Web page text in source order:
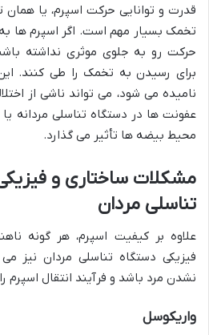
قدرت و توانایی حرکت اسپرم، یا همان
تخمک بسیار مهم است. اگر اسپرم ها به
حرکت رو به جلوی موثری نداشته
برای رسیدن به تخمک را طی کنند.
نامیده می شود، می تواند ناشی از
عفونت ها در دستگاه تناسلی مردانه
محیط بیضه ها تأثیر می گذارد.
مشکلات ساختاری و
تناسلی مردان
علاوه بر کیفیت اسپرم، هر گونه
فیزیکی دستگاه تناسلی مردان نیز
نشدن مرد باشد و فرآیند انتقال اسپرم
واریکوسل